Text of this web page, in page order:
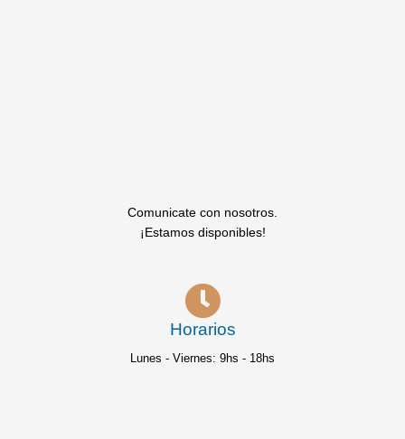
Comunicate con nosotros.
¡Estamos disponibles!
Horarios
Lunes - Viernes: 9hs - 18hs